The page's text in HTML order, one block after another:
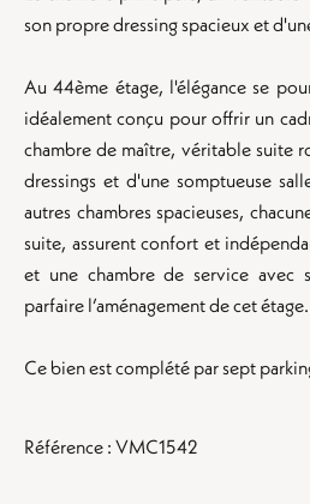
son propre dressing spacieux et
Au 44ème étage, l'élégance se
idéalement conçu pour offrir un
chambre de maître, véritable suite
dressings et d'une somptueuse
autres chambres spacieuses,
suite, assurent confort et
et une chambre de service avec
parfaire l’aménagement de cet étage.
Ce bien est complété par sept
Référence : VMC1542